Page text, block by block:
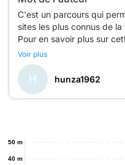
C'est un parcours qui
sites les plus connus de
Pour en savoir plus sur
mondial de l'Unesco
dans la barre d'adresse
blog :
https://www.hunza.pro/
Voir plus
H hunza1962
40 m
50 m